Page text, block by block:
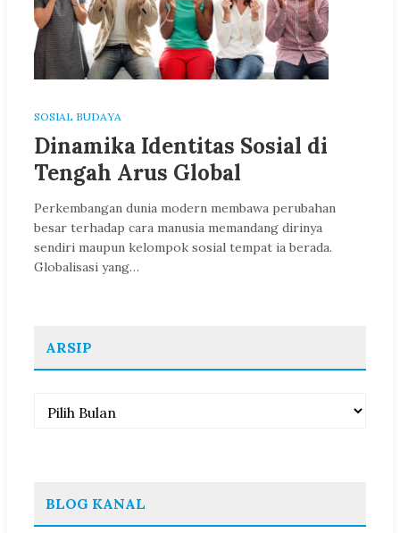
SOSIAL BUDAYA
Dinamika Identitas Sosial di
Tengah Arus Global
Perkembangan dunia modern membawa perubahan
besar terhadap cara manusia memandang dirinya
sendiri maupun kelompok sosial tempat ia berada.
Globalisasi yang…
ARSIP
Arsip
BLOG KANAL